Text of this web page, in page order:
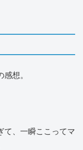
想。
て、一瞬ここってマ